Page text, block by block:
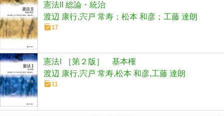
憲法II 総論・統治
渡辺 康行,宍戸 常寿；松本 和彦；工藤 達朗
17
憲法Ⅰ ［第２版］ 基本権
渡辺 康行,宍戸 常寿,松本 和彦,工藤 達朗
11